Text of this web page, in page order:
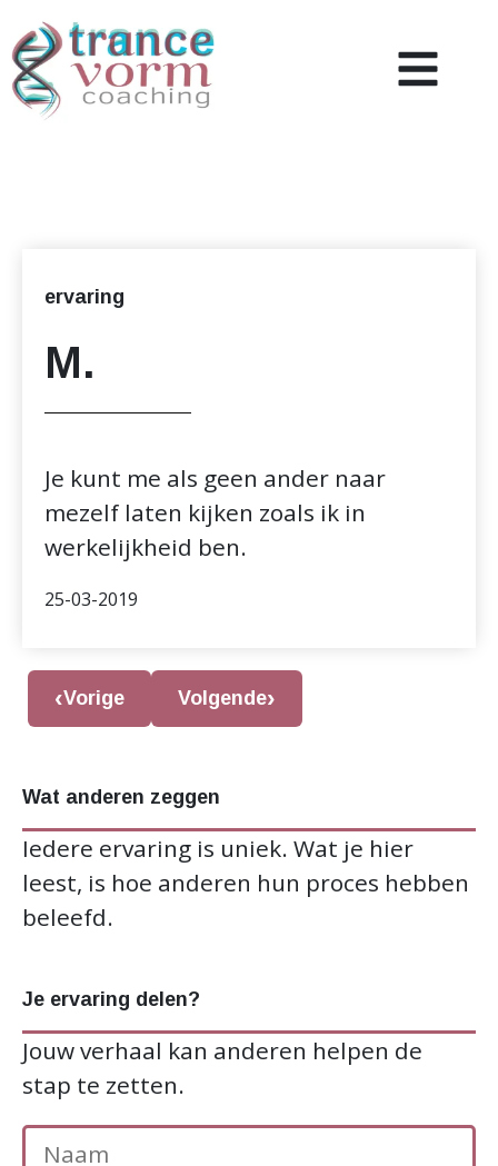
ervaring
M.
Je kunt me als geen ander naar
mezelf laten kijken zoals ik in
werkelijkheid ben.
25-03-2019
Vorige Volgende
Wat anderen zeggen
Iedere ervaring is uniek. Wat je hier
leest, is hoe anderen hun proces hebben
beleefd.
Je ervaring delen?
Jouw verhaal kan anderen helpen de
stap te zetten.